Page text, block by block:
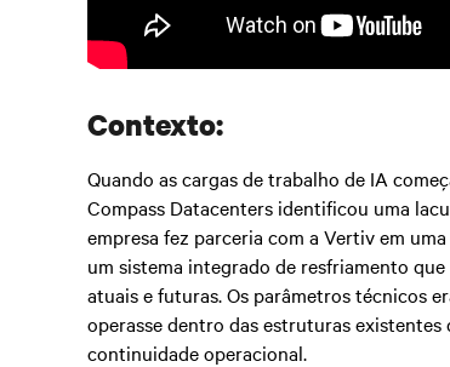
Contexto:
Quando as cargas de trabalho de IA
Compass Datacenters identificou uma
empresa fez parceria com a Vertiv em
um sistema integrado de resfriamento
atuais e futuras. Os parâmetros técnicos
operasse dentro das estruturas
continuidade operacional.